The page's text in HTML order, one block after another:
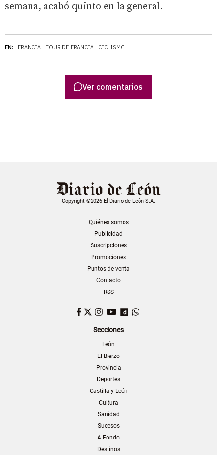
EN: FRANCIA TOUR DE FRANCIA CICLISMO
semana, acabó quinto en la general.
Ver comentarios
Copyright ©2026 El Diario de León S.A.
Quiénes somos
Publicidad
Suscripciones
Promociones
Puntos de venta
Contacto
RSS
Facebook
TwitterInstagram
YouTubeDailymotion
Secciones
León
El Bierzo
Provincia
Deportes
Castilla y León
Cultura
Sanidad
Sucesos
A Fondo
Destinos